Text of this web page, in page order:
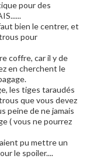
pour des
bien le centrer, et
pour
coffre, car il y de
en cherchent le
les tiges taraudés
que vous devez
peine de ne jamais
( vous ne pourrez
pu mettre un
le spoiler....